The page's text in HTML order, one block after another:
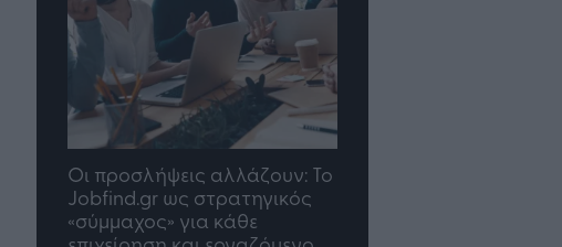
Οι προσλήψεις αλλάζουν: To
Jobfind.gr ως στρατηγικός
«σύμμαχος» για κάθε